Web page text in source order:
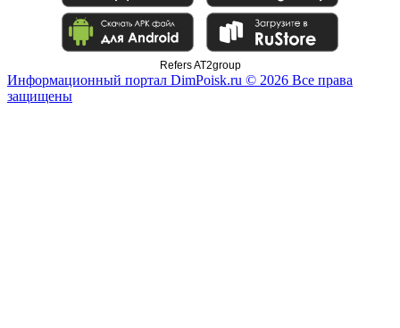
Refers AT2group
Информационный портал DimPoisk.ru © 2026 Все права
защищены